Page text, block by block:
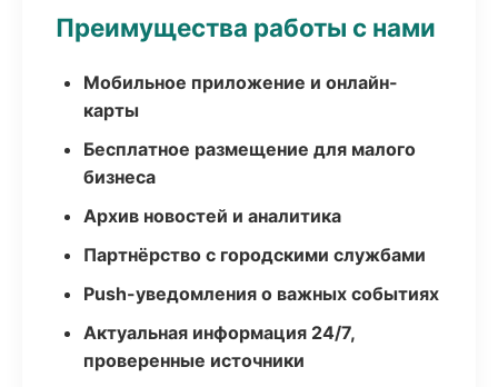
Преимущества работы с нами
Мобильное приложение и онлайн-
карты
Бесплатное размещение для малого
бизнеса
Архив новостей и аналитика
Партнёрство с городскими службами
Push-уведомления о важных событиях
Актуальная информация 24/7,
проверенные источники